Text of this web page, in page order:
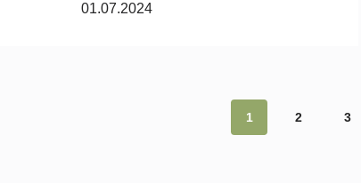
01.07.2024
1 2 3